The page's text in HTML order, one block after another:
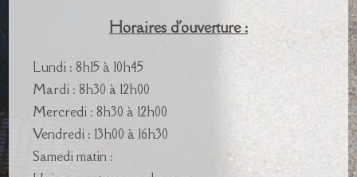
Horaires d'ouverture :
Lundi : 8h15 à 10h45
Mardi : 8h30 à 12h00
Mercredi : 8h30 à 12h00
Vendredi : 13h00 à 16h30
Samedi matin :